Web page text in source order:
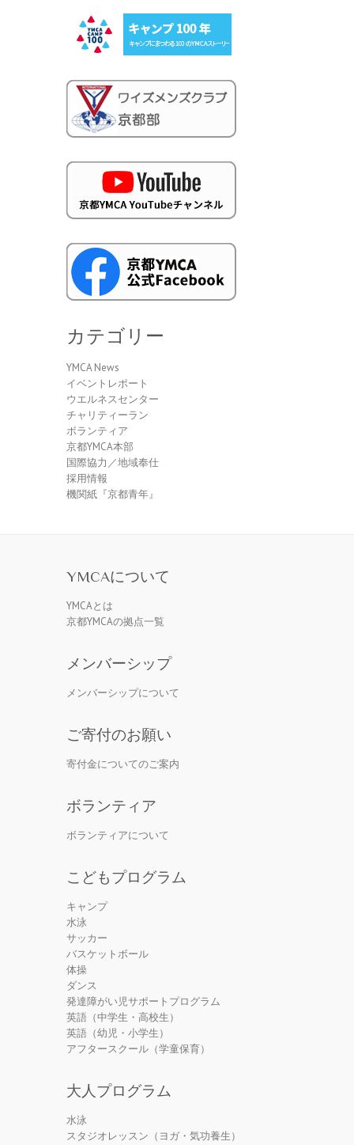
カテゴリー
YMCA News
イベントレポート
ウエルネスセンター
チャリティーラン
ボランティア
京都YMCA本部
国際協力／地域奉仕
採用情報
機関紙『京都青年』
YMCAについて
YMCAとは
京都YMCAの拠点一覧
メンバーシップ
メンバーシップについて
ご寄付のお願い
寄付金についてのご案内
ボランティア
ボランティアについて
こどもプログラム
キャンプ
水泳
サッカー
バスケットボール
体操
ダンス
発達障がい児サポートプログラム
英語（中学生・高校生）
英語（幼児・小学生）
アフタースクール（学童保育）
大人プログラム
水泳
スタジオレッスン（ヨガ・気功養生）